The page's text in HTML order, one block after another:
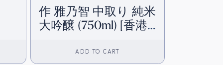
作 雅乃智 中取り 純米
大吟醸 (750ml) [香港
ADD TO CART